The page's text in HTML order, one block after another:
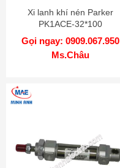
Xi lanh khí nén Parker
PK1ACE-32*100
Gọi ngay: 0909.067.950
Ms.Châu